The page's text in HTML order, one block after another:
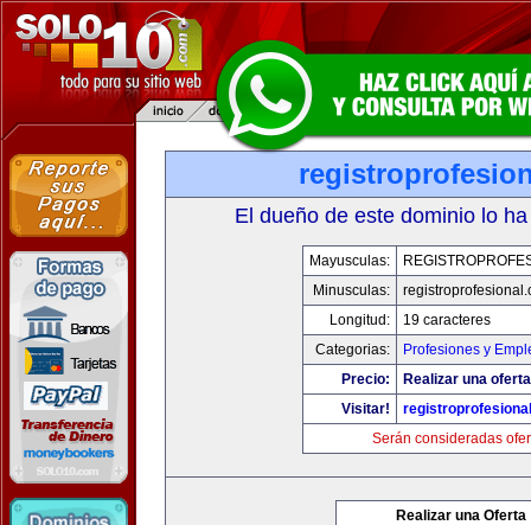
El dueño de este dominio lo
Mayusculas:
Minusculas:
Longitud:
19 caracteres
Categorias:
Profesiones y
Precio:
Realizar una
Visitar!
Serán consideradas
Realizar una Oferta